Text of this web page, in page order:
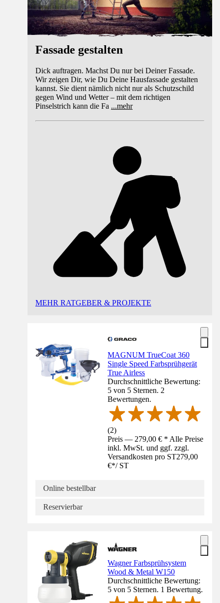
Fassade gestalten
Dick auftragen. Machst Du nur bei Deiner Fassade.
Wir zeigen Dir, wie Du Deine Hausfassade gestalten
kannst. Sie dient nämlich nicht nur als Schutzschild
gegen Wind und Wetter – mit dem richtigen
Pinselstrich kann die Fa ...mehr
MEHR RATGEBER & PROJEKTE
MAGNUM TrueCoat 360
Single Speed Farbsprühgerät
True Airless
Durchschnittliche Bewertung:
5 von 5 Sternen. 2
Bewertungen.
(2)
Preis — 279,00 € * Alle Preise
inkl. MwSt. und ggf. zzgl.
Versandkosten pro ST279,00
€*/ ST
Online bestellbar
Reservierbar
Wagner Farbsprühsystem
Wood & Metal W150
Durchschnittliche Bewertung:
5 von 5 Sternen. 1 Bewertung.